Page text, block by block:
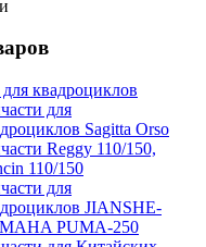
квадроциклов
для
Sagitta Orso
Reggy 110/150,
110/150
для
JIANSHE-
PUMA-250